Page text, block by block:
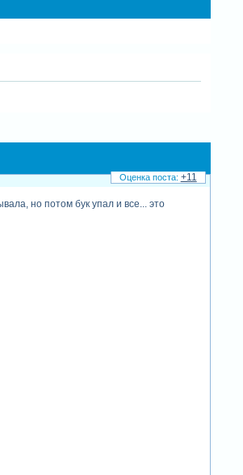
но потом бук упал и все... это
+11